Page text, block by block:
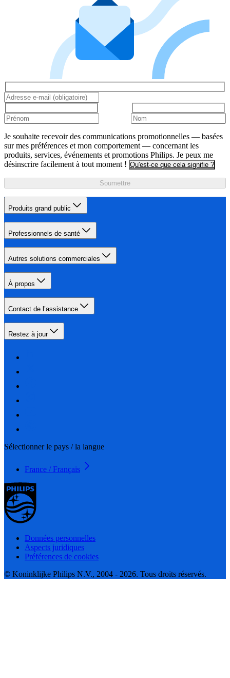
Je souhaite recevoir des communications promotionnelles — basées
sur mes préférences et mon comportement — concernant les
produits, services, événements et promotions Philips. Je peux me
désinscrire facilement à tout moment ! Qu'est-ce que cela signifie ?
Soumettre
Produits grand public
Professionnels de santé
Autres solutions commerciales
À propos
Contact de l’assistance
Restez à jour
Sélectionner le pays / la langue
France / Français
Données personnelles
Aspects juridiques
Préférences de cookies
© Koninklijke Philips N.V., 2004 - 2026. Tous droits réservés.